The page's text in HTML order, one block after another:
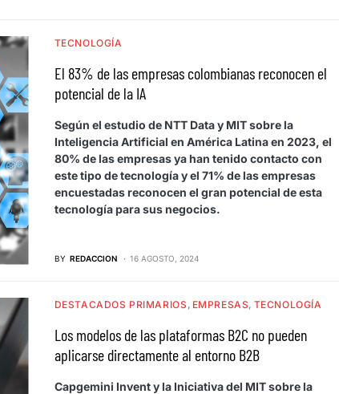
TECNOLOGÍA
El 83% de las empresas colombianas reconocen el
potencial de la IA
Según el estudio de NTT Data y MIT sobre la
Inteligencia Artificial en América Latina en 2023, el
80% de las empresas ya han tenido contacto con
este tipo de tecnología y el 71% de las empresas
encuestadas reconocen el gran potencial de esta
tecnología para sus negocios.
BY REDACCION 16 AGOSTO, 2024
DESTACADOS PRIMARIOS EMPRESAS TECNOLOGÍA
Los modelos de las plataformas B2C no pueden
aplicarse directamente al entorno B2B
Capgemini Invent y la Iniciativa del MIT sobre la